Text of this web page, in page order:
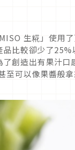
生糀」使用
比較卻少了25%
創造出有果汁口
至可以像果醬般